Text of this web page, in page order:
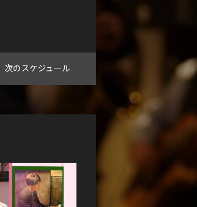
次のスケジュール